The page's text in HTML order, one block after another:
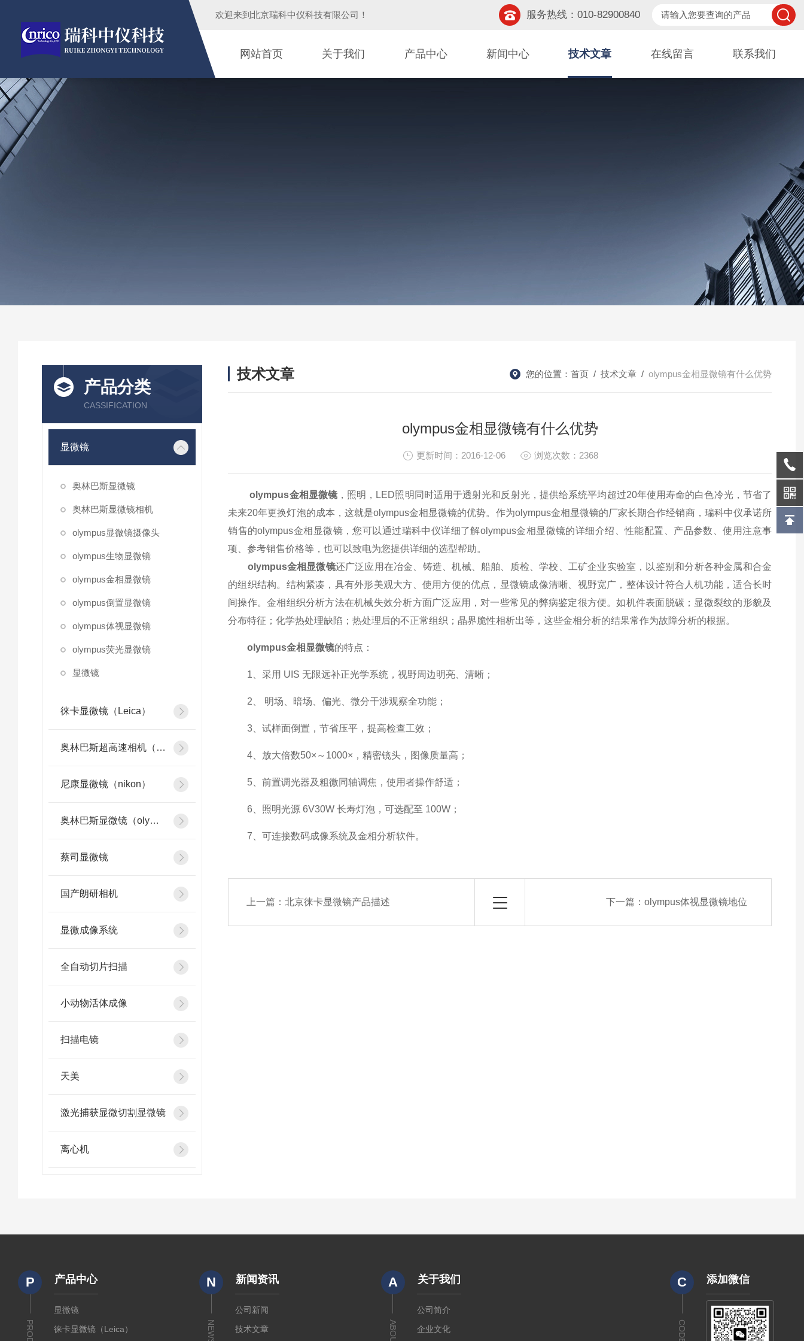
欢迎来到 北京瑞科中仪科技有限公司 ！ 服务热线：010-82900840
网站首页 关于我们 产品中心 新闻中心 技术文章 在线留言 联系我们
产品分类
CASSIFICATION
显微镜
奥林巴斯显微镜
奥林巴斯显微镜相机
olympus显微镜摄像头
olympus生物显微镜
olympus金相显微镜
olympus倒置显微镜
olympus体视显微镜
olympus荧光显微镜
显微镜
徕卡显微镜（Leica）
奥林巴斯超高速相机（olympus）
尼康显微镜（nikon）
奥林巴斯显微镜（olympus）
蔡司显微镜
国产朗研相机
显微成像系统
全自动切片扫描
小动物活体成像
扫描电镜
天美
激光捕获显微切割显微镜
离心机
技术文章 您的位置： 首页 / 技术文章 / olympus金相显微镜有什么优势
olympus金相显微镜有什么优势
更新时间：2016-12-06 浏览次数：2368
olympus金相显微镜，照明，LED照明同时适用于透射光和反射光，提供给系统平均超过20年使用寿命的白色冷光，节省了
未来20年更换灯泡的成本，这就是olympus金相显微镜的优势。作为olympus金相显微镜的厂家长期合作经销商，瑞科中仪承诺所
销售的olympus金相显微镜，您可以通过瑞科中仪详细了解olympus金相显微镜的详细介绍、性能配置、产品参数、使用注意事
项、参考销售价格等，也可以致电为您提供详细的选型帮助。
olympus金相显微镜还广泛应用在冶金、铸造、机械、船舶、质检、学校、工矿企业实验室，以鉴别和分析各种金属和合金
的组织结构。结构紧凑，具有外形美观大方、使用方便的优点，显微镜成像清晰、视野宽广，整体设计符合人机功能，适合长时
间操作。金相组织分析方法在机械失效分析方面广泛应用，对一些常见的弊病鉴定很方便。如机件表面脱碳；显微裂纹的形貌及
分布特征；化学热处理缺陷；热处理后的不正常组织；晶界脆性相析出等，这些金相分析的结果常作为故障分析的根据。
olympus金相显微镜的特点：
1、采用 UIS 无限远补正光学系统，视野周边明亮、清晰；
2、 明场、暗场、偏光、微分干涉观察全功能；
3、试样面倒置，节省压平，提高检查工效；
4、放大倍数50×～1000×，精密镜头，图像质量高；
5、前置调光器及粗微同轴调焦，使用者操作舒适；
6、照明光源 6V30W 长寿灯泡，可选配至 100W；
7、可连接数码成像系统及金相分析软件。
上一篇：北京徕卡显微镜产品描述 下一篇： olympus体视显微镜地位
P 产品中心
显微镜
徕卡显微镜（Leica）
N
NEWS
新闻资讯
公司新闻
技术文章
A 关于我们
公司简介
企业文化
C
CODE
添加微信